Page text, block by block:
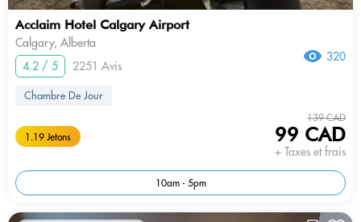
Acclaim Hotel Calgary Airport
Calgary, Alberta
4.2 / 5
2251 Avis
320
Chambre De Jour
1.19 Jetons
139 CAD
99 CAD
+ Taxes et frais
10am - 5pm